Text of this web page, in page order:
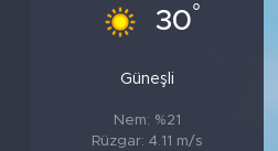
30°
Güneşli
Nem: %21
Rüzgar: 4.11 m/s